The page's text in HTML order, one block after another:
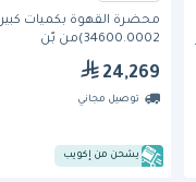
محضرة القهوة بكميات
34600.0002)من بّن
24,269
توصيل مجاني
يشحن من إكويب